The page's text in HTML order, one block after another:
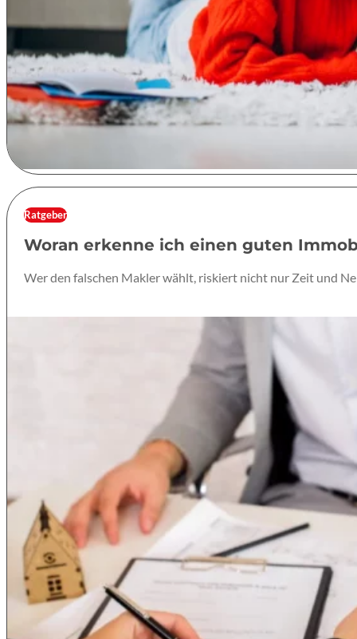
Ratgeber
Woran erkenne ich einen guten
Wer den falschen Makler wählt, riskiert nicht nur Zeit und